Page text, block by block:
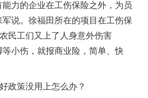
能力的企业在工伤保险之外，为员
军说。徐福田所在的项目在工伤保
民工们又上了人身意外伤害
等小伤，就报商业险，简单、快
政策没用上怎么办？